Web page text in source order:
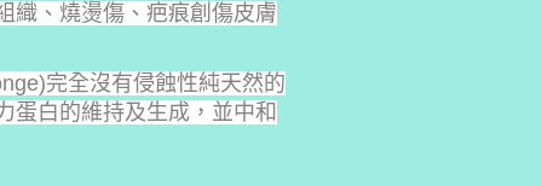
織、燒燙傷、疤痕創傷皮膚
完全沒有侵蝕性純天然的
蛋白的維持及生成，並中和